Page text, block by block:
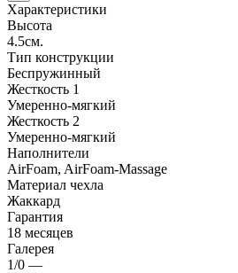
Характеристики
Высота
4.5см.
Тип конструкции
Беспружинный
Жесткость 1
Умеренно-мягкий
Жесткость 2
Умеренно-мягкий
Наполнители
AirFoam, AirFoam-Massage
Материал чехла
Жаккард
Гарантия
18 месяцев
Галерея
1/0 —